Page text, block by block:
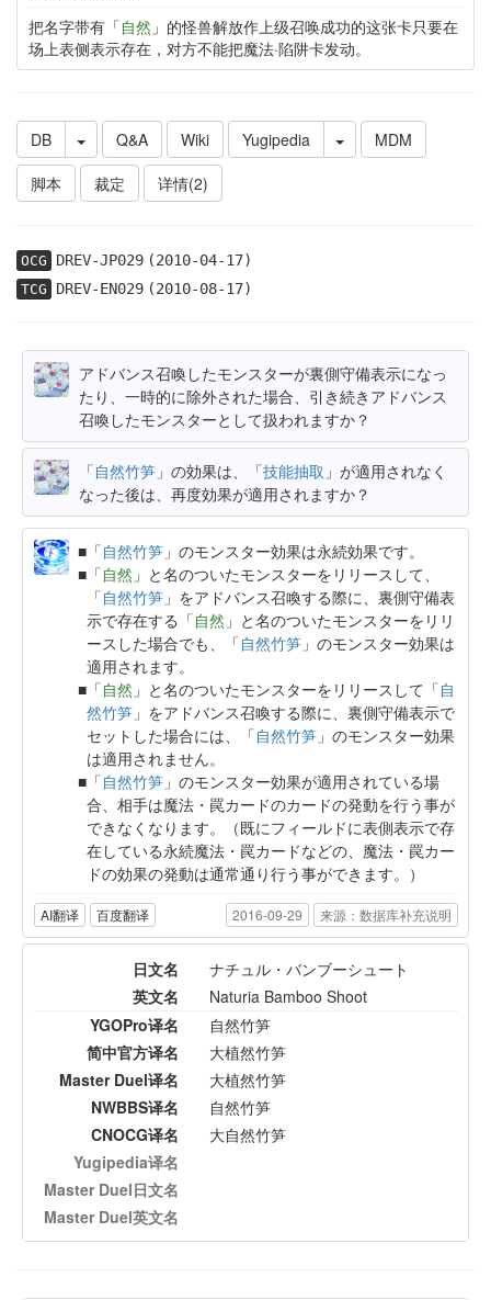
把名字带有「自然 」的怪兽解放作上级召唤成功的这张卡只要在
场上表侧表示存在，对方不能把魔法·陷阱卡发动。
DB Q&A Wiki Yugipedia
MDM
脚本
裁定 详情(2)
OCG DREV-JP029(2010-04-17)
TCG DREV-EN029(2010-08-17)
アドバンス召喚したモンスターが裏側守備表示になっ
たり、一時的に除外された場合、引き続きアドバンス
召喚したモンスターとして扱われますか？
「自然竹笋 」の効果は、「技能抽取 」が適用されなく
なった後は、再度効果が適用されますか？
「自然竹笋 」のモンスター効果は永続効果です。
「自然 」と名のついたモンスターをリリースして、
「自然竹笋 」をアドバンス召喚する際に、裏側守備表
示で存在する「自然 」と名のついたモンスターをリリ
ースした場合でも、「自然竹笋 」のモンスター効果は
適用されます。
「自然 」と名のついたモンスターをリリースして「自
然竹笋 」をアドバンス召喚する際に、裏側守備表示で
セットした場合には、「自然竹笋 」のモンスター効果
は適用されません。
「自然竹笋 」のモンスター効果が適用されている場
合、相手は魔法・罠カードのカードの発動を行う事が
できなくなります。（既にフィールドに表側表示で存
在している永続魔法・罠カードなどの、魔法・罠カー
ドの効果の発動は通常通り行う事ができます。）
AI翻译 百度翻译 2016-09-29 来源：数据库补充说明
日文名
ナチュル・バンブーシュート
英文名
Naturia Bamboo Shoot
YGOPro译名
自然竹笋
简中官方译名
大植然竹笋
Master Duel译名
大植然竹笋
NWBBS译名
自然竹笋
CNOCG译名
大自然竹笋
Yugipedia译名
Master Duel日文名
Master Duel英文名